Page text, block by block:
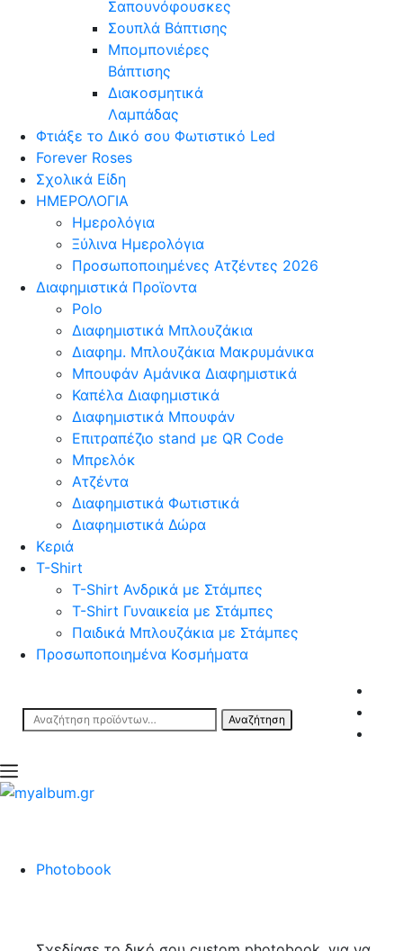
Σαπουνόφουσκες
Σουπλά Βάπτισης
Μπομπονιέρες
Βάπτισης
Διακοσμητικά
Λαμπάδας
Φτιάξε το Δικό σου Φωτιστικό Led
Forever Roses
Σχολικά Είδη
ΗΜΕΡΟΛΟΓΙΑ
Ημερολόγια
Ξύλινα Ημερολόγια
Προσωποποιημένες Ατζέντες 2026
Διαφημιστικά Προϊοντα
Polo
Διαφημιστικά Μπλουζάκια
Διαφημ. Μπλουζάκια Μακρυμάνικα
Μπουφάν Αμάνικα Διαφημιστικά
Καπέλα Διαφημιστικά
Διαφημιστικά Μπουφάν
Επιτραπέζιο stand με QR Code
Μπρελόκ
Ατζέντα
Διαφημιστικά Φωτιστικά
Διαφημιστικά Δώρα
Κεριά
T-Shirt
T-Shirt Ανδρικά με Στάμπες
T-Shirt Γυναικεία με Στάμπες
Παιδικά Μπλουζάκια με Στάμπες
Προσωποποιημένα Κοσμήματα
Αναζήτηση
Αναζήτηση
open
Photobook